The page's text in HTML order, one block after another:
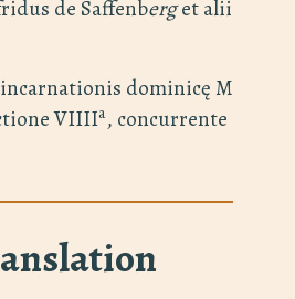
de Saffenberget alii
dominicę M
VIIIIa, concurrente